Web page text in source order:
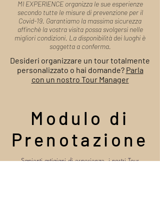
MI EXPERIENCE organizza le sue esperienze
secondo tutte le misure di prevenzione per il
Covid-19. Garantiamo la massima sicurezza
affinchè la vostra visita possa svolgersi nelle
migliori condizioni. La disponibilità dei luoghi è
soggetta a conferma.
Desideri organizzare un tour totalmente
personalizzato o hai domande? Parla
con un nostro Tour Manager
Modulo di
Prenotazione
Sapienti artigiani di esperienze, i nostri Tour